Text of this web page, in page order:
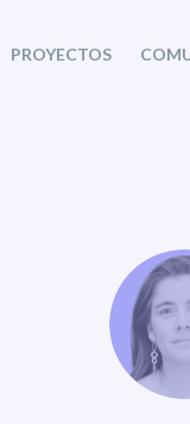
PROYECTOS